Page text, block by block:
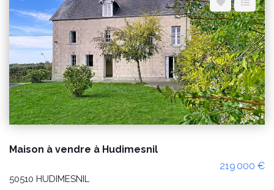
petite mezzanine desservant deux petites pièces pouvant
faire office de chambres, bureau ou espace d'appoint.
Terrasse, grande cour et terrain clôturé avec un puits.
Diverses dépendances à usage de stockage et atelier, un
WC extérieur, un carport et une écurie . PRIX : 160 000€
Honoraires à la charge du vendeur. Réf : 10581AE Classe
énergie : F(395) Classe climat : F (95) Montant estimé des
dépenses annuelles d'énergie pour un usage standard :
entre 4160€ et 5690€ / an. Prix moyens des énergies
indexés sur les années 2021, 2022 et 2023 (abonnements
compris) "Les informations sur les risques auxquels ce bien
est exposé sont disponibles sur le site Géorisques :
www.georisques.gouv.fr" POUR VISITER : DELAMARCHE
IMMOBILIER, Aurélien Etard au 06.29.76.85.09
Maison à vendre à Hudimesnil
219 000 €
50510 HUDIMESNIL